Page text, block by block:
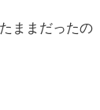
ままだったの